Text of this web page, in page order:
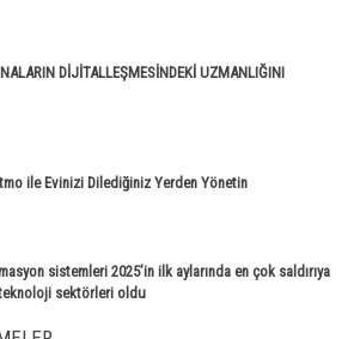
DİJİTALLEŞMESİNDEKİ UZMANLIĞINI
ile Evinizi Dilediğiniz Yerden Yönetin
sistemleri 2025’in ilk aylarında en çok saldırıya
sektörleri oldu